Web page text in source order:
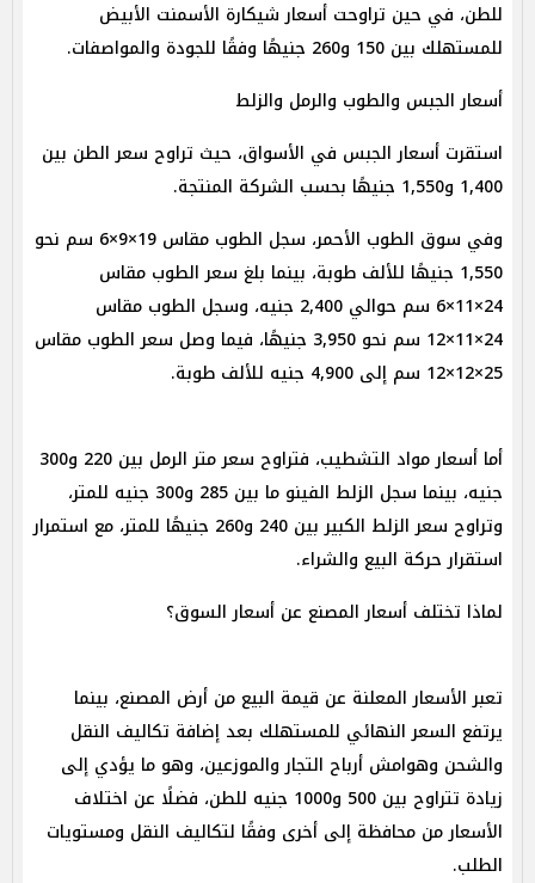
للطن، في حين تراوحت أسعار شيكارة الأسمنت الأبيض
للمستهلك بين 150 و260 جنيهًا وفقًا للجودة والمواصفات.
أسعار الجبس والطوب والرمل والزلط
استقرت أسعار الجبس في الأسواق، حيث تراوح سعر الطن بين
1,400 و1,550 جنيهًا بحسب الشركة المنتجة.
وفي سوق الطوب الأحمر، سجل الطوب مقاس 19×9×6 سم نحو
1,550 جنيهًا للألف طوبة، بينما بلغ سعر الطوب مقاس
24×11×6 سم حوالي 2,400 جنيه، وسجل الطوب مقاس
24×11×12 سم نحو 3,950 جنيهًا، فيما وصل سعر الطوب مقاس
25×12×12 سم إلى 4,900 جنيه للألف طوبة.
أما أسعار مواد التشطيب، فتراوح سعر متر الرمل بين 220 و300
جنيه، بينما سجل الزلط الفينو ما بين 285 و300 جنيه للمتر،
وتراوح سعر الزلط الكبير بين 240 و260 جنيهًا للمتر، مع استمرار
استقرار حركة البيع والشراء.
لماذا تختلف أسعار المصنع عن أسعار السوق؟
تعبر الأسعار المعلنة عن قيمة البيع من أرض المصنع، بينما
يرتفع السعر النهائي للمستهلك بعد إضافة تكاليف النقل
والشحن وهوامش أرباح التجار والموزعين، وهو ما يؤدي إلى
زيادة تتراوح بين 500 و1000 جنيه للطن، فضلًا عن اختلاف
الأسعار من محافظة إلى أخرى وفقًا لتكاليف النقل ومستويات
الطلب.